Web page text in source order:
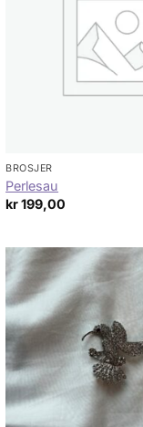
BROSJER
Perlesau
kr199,00